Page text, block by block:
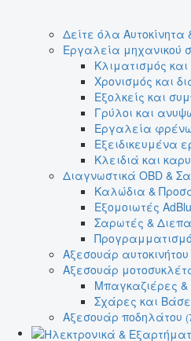
Δείτε όλα Αυτοκίνητα
Εργαλεία μηχανικού
Κλιματισμός
Χρονισμός και
Εξολκείς και
Γρύλοι και
Εργαλεία
Εξειδικευμένα
Κλειδιά και
Διαγνωστικά OBD &
Καλώδια &
Εξομοιωτές
Σαρωτές &
Αξεσουάρ αυτοκινήτου
Αξεσουάρ
Μπαγκαζιέρες
Σχάρες και
Αξεσουάρ ποδηλάτου